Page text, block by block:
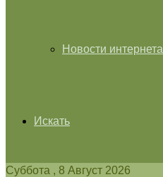
Новости интернета
Искать
Суббота , 8 Август 2026